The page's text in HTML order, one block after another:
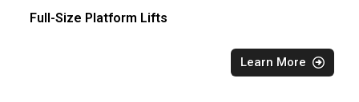
Full-Size Platform Lifts
Learn More